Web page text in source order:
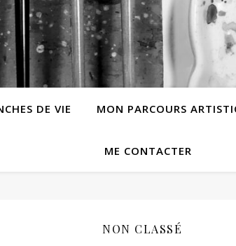
DE VIE MON PARCOURS
ME CONTACTER
NON CLASSÉ